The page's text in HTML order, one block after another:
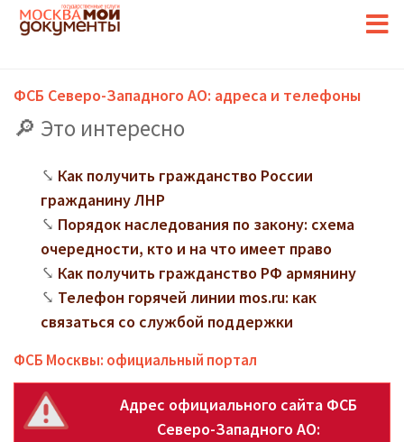
ФСБ Северо-Западного АО: адреса и телефоны
Это интересно
Как получить гражданство России
гражданину ЛНР
Порядок наследования по закону: схема
очередности, кто и на что имеет право
Как получить гражданство РФ армянину
Телефон горячей линии mos.ru: как
связаться со службой поддержки
ФСБ Москвы: официальный портал
Адрес официального сайта ФСБ
Северо-Западного АО: